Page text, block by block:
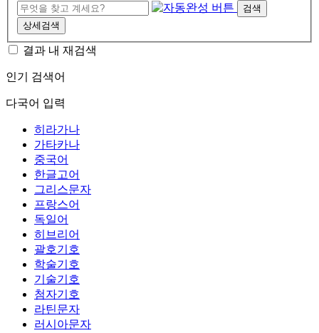
검색
상세검색
결과 내 재검색
인기 검색어
다국어 입력
히라가나
가타카나
중국어
한글고어
그리스문자
프랑스어
독일어
히브리어
괄호기호
학술기호
기술기호
첨자기호
라틴문자
러시아문자